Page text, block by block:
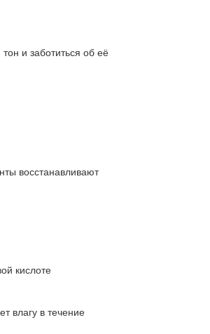
и заботиться об её
восстанавливают
кислоте
влагу в течение